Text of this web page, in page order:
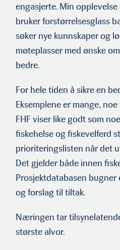
engasjerte. Min
bruker forstørrelsesglass
søker nye kunnskaper og
møteplasser med ønske
bedre.
For hele tiden å sikre en
Eksemplene er mange,
FHF viser like godt som
fiskehelse og fiskevelferd
prioriteringslis­ten når det
Det gjelder både innen
Prosjektdatabasen
og forslag til tiltak.
Næringen tar
største alvor.